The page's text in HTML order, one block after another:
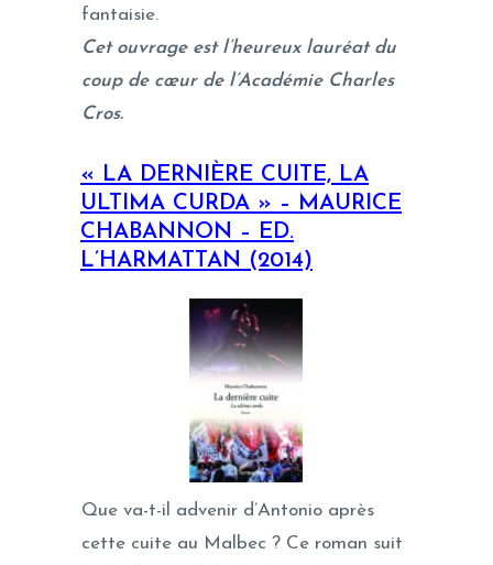
fantaisie.
Cet ouvrage est l’heureux lauréat du
coup de cœur de l’Académie Charles
Cros.
« LA DERNIÈRE CUITE, LA
ULTIMA CURDA » – MAURICE
CHABANNON – ED.
L’HARMATTAN (2014)
Que va-t-il advenir d’Antonio après
cette cuite au Malbec ? Ce roman suit